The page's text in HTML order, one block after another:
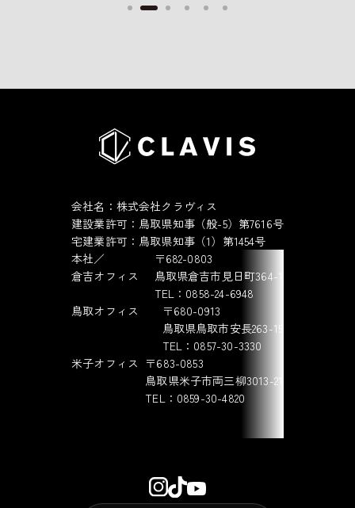
会社名：株式会社クラヴィス
建設業許可：鳥取県知事（般-5）第7616号
宅建業許可：鳥取県知事（1）第1454号
本社／
倉吉オフィス
〒682-0803
鳥取県倉吉市見日町364-1
TEL：0858-24-6948
鳥取オフィス
〒680-0913
鳥取県鳥取市安長263-15
TEL：0857-30-3330
米子オフィス 〒683-0853
鳥取県米子市両三柳3013-21
TEL：0859-30-4820